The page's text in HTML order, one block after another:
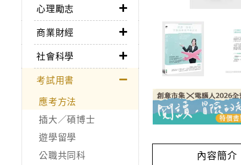
心理勵志
商業財經
社會科學
考試用書
應考方法
插大／碩博士
遊學留學
公職共同科
內容簡介